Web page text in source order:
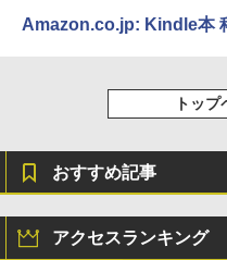
Amazon.co.jp: Kindle本
トッ
おすすめ記事
アクセスランキング